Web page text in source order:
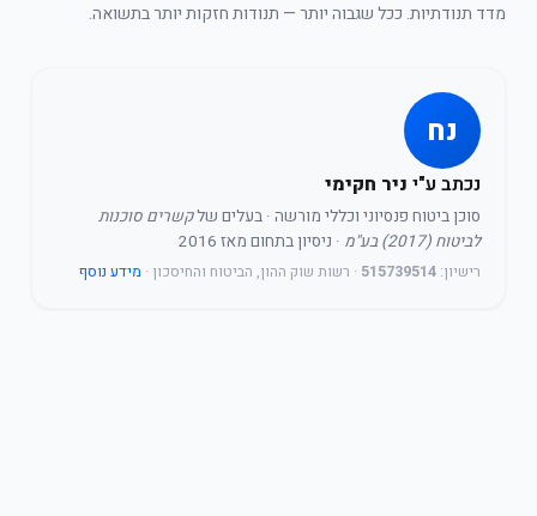
מדד תנודתיות. ככל שגבוה יותר — תנודות חזקות יותר בתשואה.
נח
נכתב ע"י ניר חקימי
סוכן ביטוח פנסיוני וכללי מורשה · בעלים שלקשרים סוכנות
לביטוח (2017) בע"מ
· ניסיון בתחום מאז 2016
רישיון: 515739514 · רשות שוק ההון, הביטוח והחיסכון · מידע נוסף